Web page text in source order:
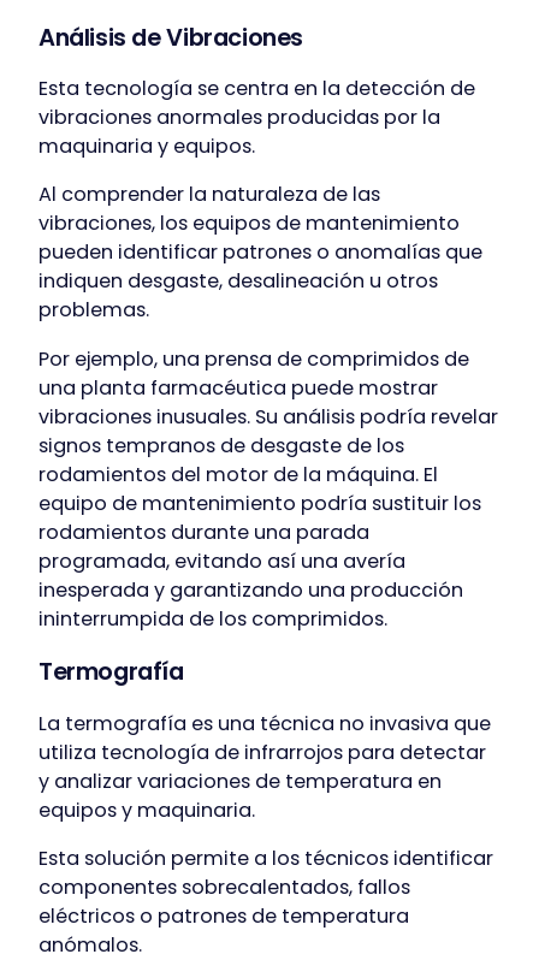
Análisis de Vibraciones
Esta tecnología se centra en la detección de
vibraciones anormales producidas por la
maquinaria y equipos.
Al comprender la naturaleza de las
vibraciones, los equipos de mantenimiento
pueden identificar patrones o anomalías que
indiquen desgaste, desalineación u otros
problemas.
Por ejemplo, una prensa de comprimidos de
una planta farmacéutica puede mostrar
vibraciones inusuales. Su análisis podría revelar
signos tempranos de desgaste de los
rodamientos del motor de la máquina. El
equipo de mantenimiento podría sustituir los
rodamientos durante una parada
programada, evitando así una avería
inesperada y garantizando una producción
ininterrumpida de los comprimidos.
Termografía
La termografía es una técnica no invasiva que
utiliza tecnología de infrarrojos para detectar
y analizar variaciones de temperatura en
equipos y maquinaria.
Esta solución permite a los técnicos identificar
componentes sobrecalentados, fallos
eléctricos o patrones de temperatura
anómalos.